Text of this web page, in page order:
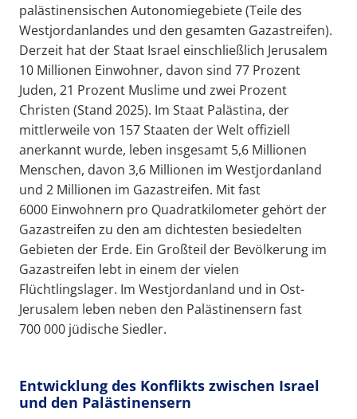
palästinensischen Autonomiegebiete (Teile des
Westjordanlandes und den gesamten Gazastreifen).
Derzeit hat der Staat Israel einschließlich Jerusalem
10 Millionen Einwohner, davon sind 77 Prozent
Juden, 21 Prozent Muslime und zwei Prozent
Christen (Stand 2025). Im Staat Palästina, der
mittlerweile von 157 Staaten der Welt offiziell
anerkannt wurde, leben insgesamt 5,6 Millionen
Menschen, davon 3,6 Millionen im Westjordanland
und 2 Millionen im Gazastreifen. Mit fast
6000 Einwohnern pro Quadratkilometer gehört der
Gazastreifen zu den am dichtesten besiedelten
Gebieten der Erde. Ein Großteil der Bevölkerung im
Gazastreifen lebt in einem der vielen
Flüchtlingslager. Im Westjordanland und in Ost-
Jerusalem leben neben den Palästinensern fast
700 000 jüdische Siedler.
Entwicklung des Konflikts zwischen Israel
und den Palästinensern